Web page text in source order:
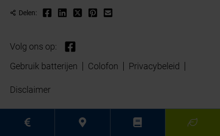
Delen:
Volg ons op:
Gebruik batterijen
Colofon Privacybeleid
Disclaimer